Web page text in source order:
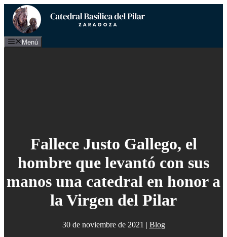
Saltar
contenido
Menú
Fallece Justo Gallego, el
hombre que levantó con sus
manos una catedral en honor a
la Virgen del Pilar
30 de noviembre de 2021 | Blog